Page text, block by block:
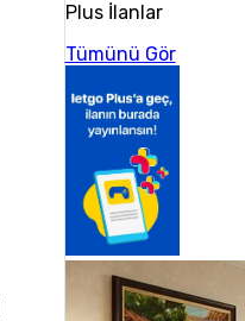
Plus İlanlar
Tümünü Gör